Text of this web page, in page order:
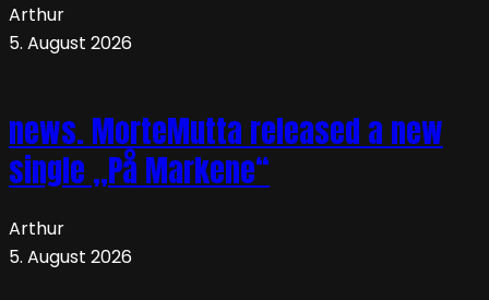
Arthur
5. August 2026
news. MorteMutta released a new
single „På Markene“
Arthur
5. August 2026